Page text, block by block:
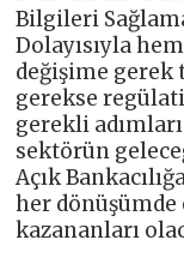
Bilgileri
Dolayısıyla
değişime gerek
gerekse
gerekli
sektörün
Açık
her dönüşümde
kazananları